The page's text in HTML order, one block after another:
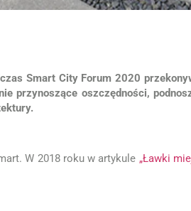
Smart City Forum 2020
przynoszące oszczędności,
W 2018 roku w artykule „Ławki